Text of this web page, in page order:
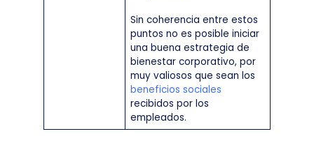
Sin coherencia entre estos
puntos no es posible iniciar
una buena estrategia de
bienestar corporativo, por
muy valiosos que sean los
beneficios sociales
recibidos por los
empleados.